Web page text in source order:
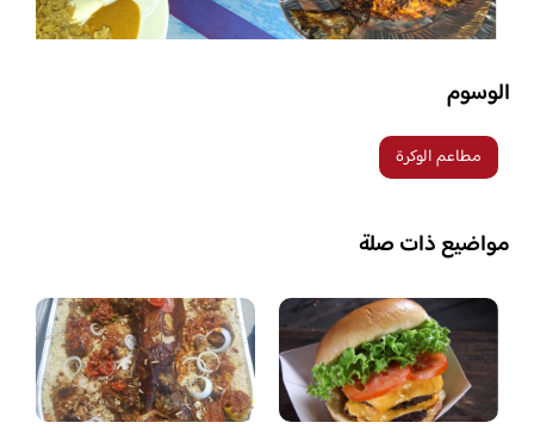
الوسوم
مطاعم الوكرة
مواضيع ذات صلة